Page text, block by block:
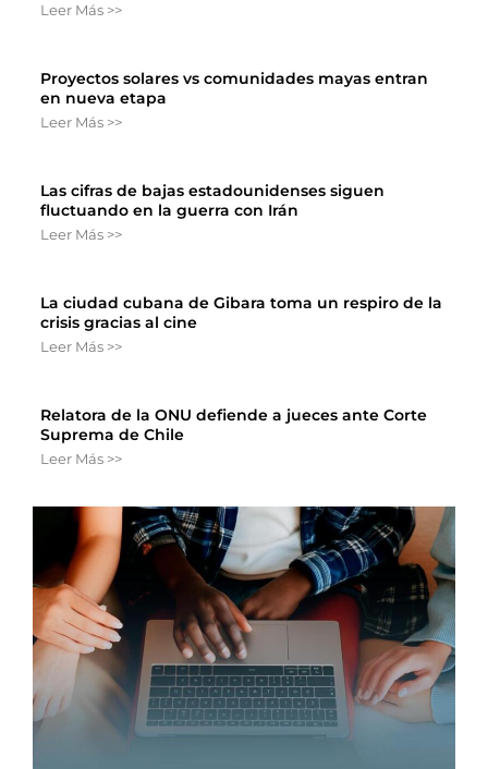
Leer Más >>
Proyectos solares vs comunidades mayas entran
en nueva etapa
Leer Más >>
Las cifras de bajas estadounidenses siguen
fluctuando en la guerra con Irán
Leer Más >>
La ciudad cubana de Gibara toma un respiro de la
crisis gracias al cine
Leer Más >>
Relatora de la ONU defiende a jueces ante Corte
Suprema de Chile
Leer Más >>